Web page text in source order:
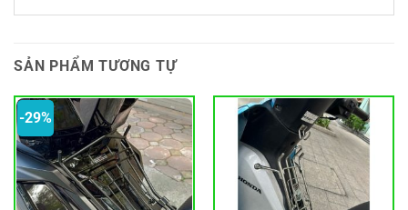
SẢN PHẨM TƯƠNG TỰ
-29%